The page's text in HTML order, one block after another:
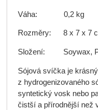
Váha: 0,2 kg
Rozměry: 8 x 7 x 7
Složení: Soywax,
Sójová svíčka je
z hydrogenizovaného
syntetický vosk nebo
čistší a přírodnější než